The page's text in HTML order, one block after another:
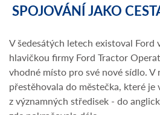
SPOJOVÁNÍ JAKO
V šedesátých letech existoval Ford
hlavičkou firmy Ford Tractor
vhodné místo pro své nové sídlo. V
přestěhovala do městečka, které je
z významných středisek - do